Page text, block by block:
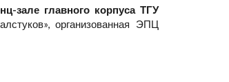
зале главного корпуса ТГУ
организованная ЭПЦ